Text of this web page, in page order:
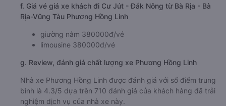
f. Giá vé giá xe khách đi Cư Jút - Đắk Nông từ Bà Rịa - Bà
Rịa-Vũng Tàu Phương Hồng Linh
giường nằm 380000đ/vé
limousine 380000đ/vé
g. Review, đánh giá chất lượng xe Phương Hồng Linh
Nhà xe Phương Hồng Linh được đánh giá với số điểm trung
bình là 4.3/5 dựa trên 710 đánh giá của khách hàng đã trải
nghiệm dịch vụ của nhà xe này.